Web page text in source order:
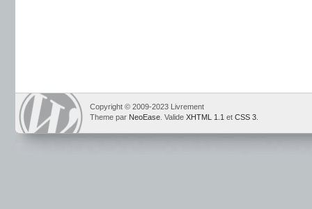
Copyright © 2009-2023 Livrement
Theme par NeoEase . Valide XHTML 1.1 et CSS 3